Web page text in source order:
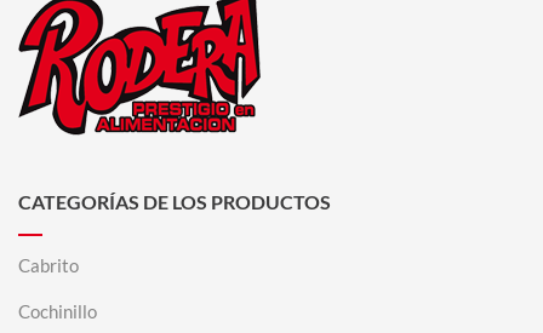
CATEGORÍAS DE LOS PRODUCTOS
Cabrito
Cochinillo